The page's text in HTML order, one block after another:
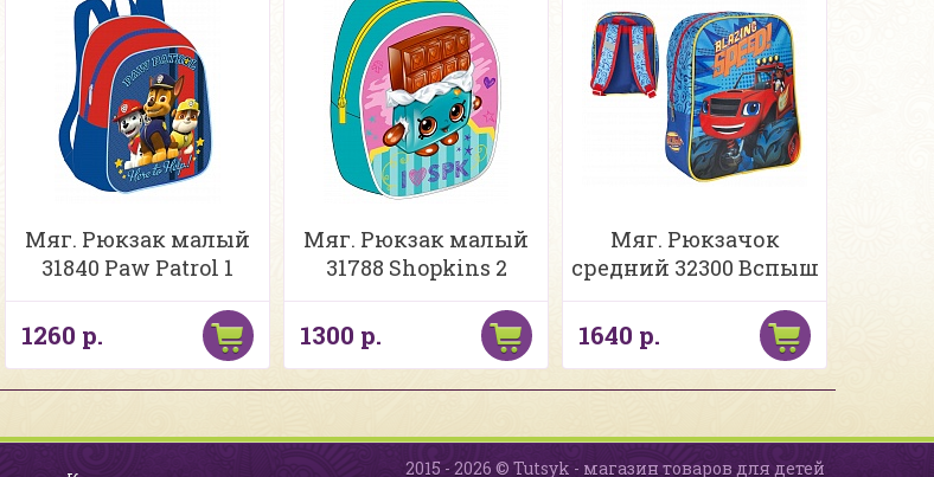
Мяг. Рюкзак малый
31840 Paw Patrol 1
1260 р.
Мяг. Рюкзак малый
31788 Shopkins 2
1300 р.
Мяг. Рюкзачок
средний 32300 Вспыш
1640 р.
2015 - 2026 © Tutsyk - магазин товаров для детей